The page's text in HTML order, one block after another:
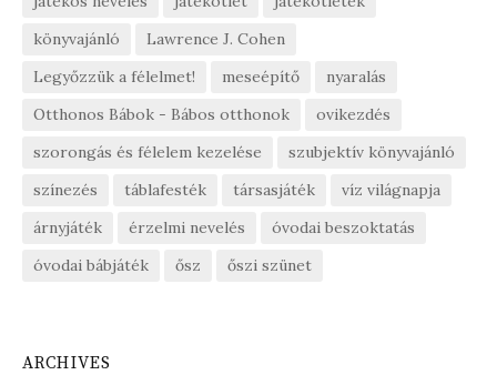
könyvajánló
Lawrence J. Cohen
Legyőzzük a félelmet!
meseépítő
nyaralás
Otthonos Bábok - Bábos otthonok
ovikezdés
szorongás és félelem kezelése
szubjektív könyvajánló
színezés
táblafesték társasjáték
víz világnapja
árnyjáték
érzelmi nevelés
óvodai beszoktatás
óvodai bábjáték
ősz őszi szünet
ARCHIVES